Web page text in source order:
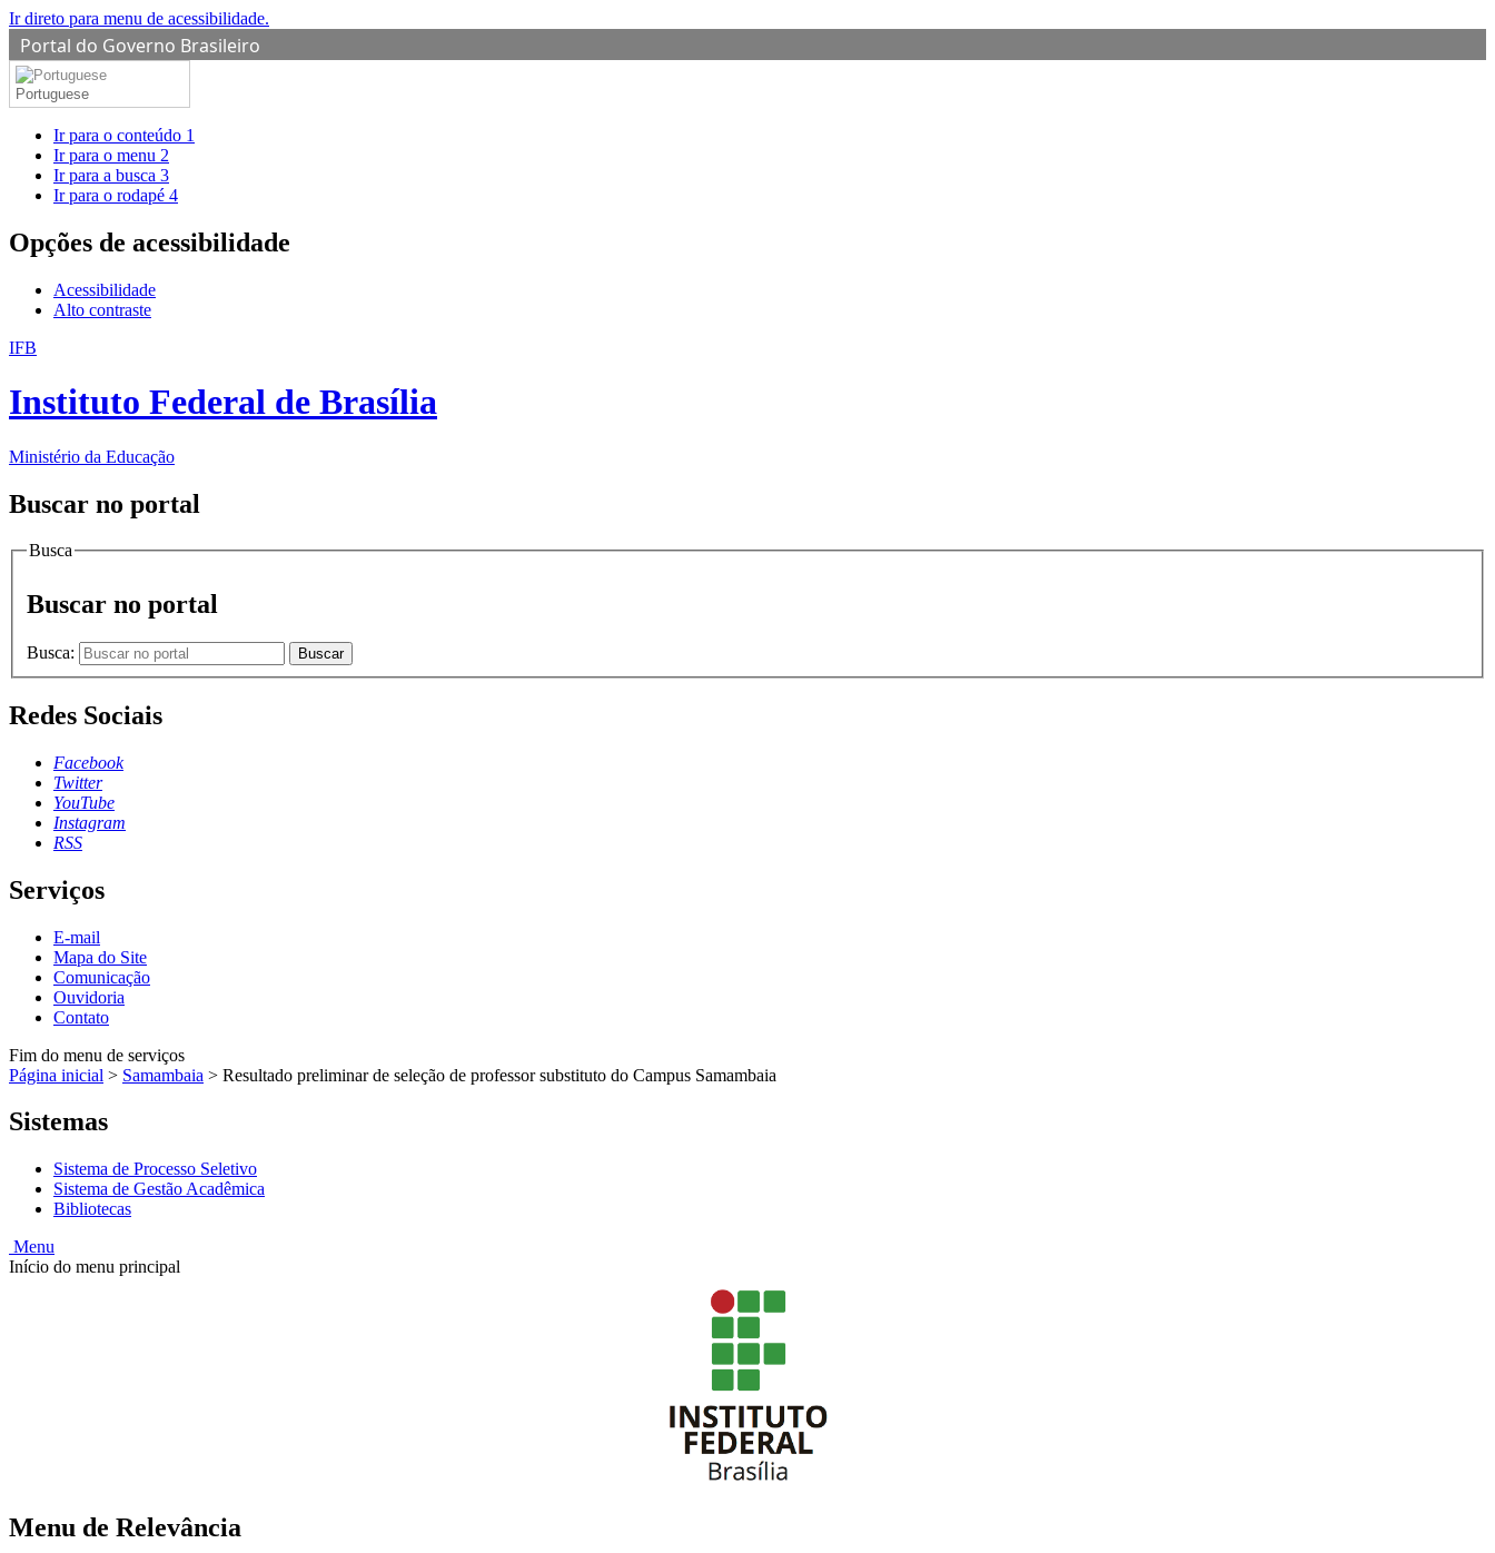
Ir direto para menu de acessibilidade.
Portal do Governo Brasileiro
Portuguese
Ir para o conteúdo 1
Ir para o menu 2
Ir para a busca 3
Ir para o rodapé 4
Opções de acessibilidade
Acessibilidade
Alto contraste
IFB
Instituto Federal de Brasília
Ministério da Educação
Buscar no portal
Busca
Buscar no portal
Busca: Buscar
Redes Sociais
Facebook
Twitter
YouTube
Instagram
RSS
Serviços
E-mail
Mapa do Site
Comunicação
Ouvidoria
Contato
Fim do menu de serviços
Página inicial > Samambaia > Resultado preliminar de seleção de professor substituto do Campus Samambaia
Sistemas
Sistema de Processo Seletivo
Sistema de Gestão Acadêmica
Bibliotecas
Menu
Início do menu principal
Menu de Relevância